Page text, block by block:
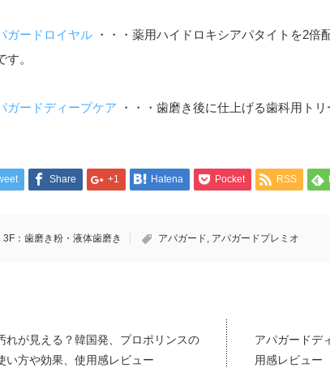
ガードロイヤル ・・・薬用ハイドロキシアパタイトを2倍
す。
ガードディープケア ・・・歯磨き後に仕上げる歯科用トリ
Share +1 Hatena Pocket RSS
3F：歯磨き粉・液体歯磨き アパガード, アパガードプレミオ
れが見える？韓国発、プロポリンスの
い方や効果、使用感レビュー
アパガードデ
用感レビュー